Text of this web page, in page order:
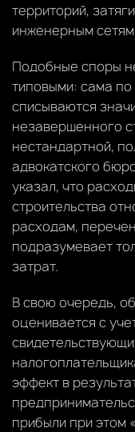
территорий,
инженерным
Подобные споры
типовыми: сама по
списываются
незавершенного
нестандартной,
адвокатского
указал, что
строительства
расходам,
подразумевает
затрат.
В свою очередь,
оценивается с
эффект в
прибыли при этом